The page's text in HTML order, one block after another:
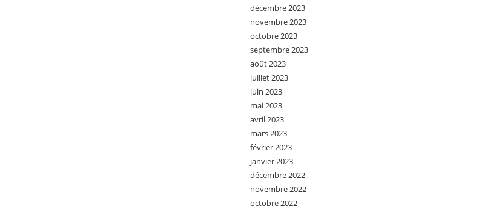
décembre 2023
novembre 2023
octobre 2023
septembre 2023
août 2023
juillet 2023
juin 2023
mai 2023
avril 2023
mars 2023
février 2023
janvier 2023
décembre 2022
novembre 2022
octobre 2022